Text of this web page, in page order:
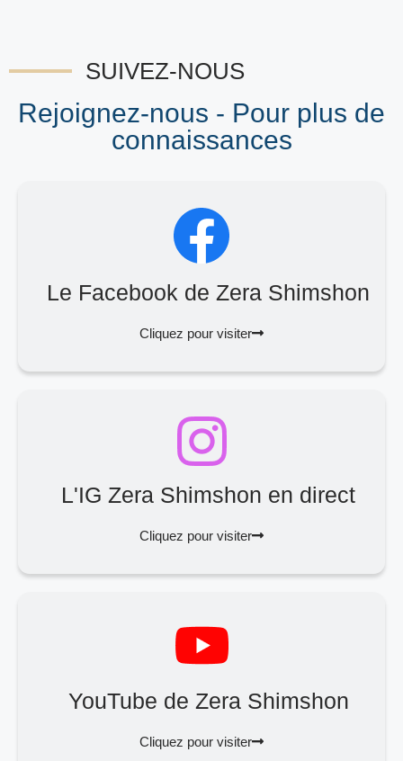
SUIVEZ-NOUS
Rejoignez-nous - Pour plus de
connaissances
Le Facebook de Zera Shimshon
Cliquez pour visiter
L'IG Zera Shimshon en direct
Cliquez pour visiter
YouTube de Zera Shimshon
Cliquez pour visiter